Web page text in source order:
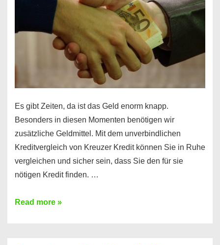
Es gibt Zeiten, da ist das Geld enorm knapp.
Besonders in diesen Momenten benötigen wir
zusätzliche Geldmittel. Mit dem unverbindlichen
Kreditvergleich von Kreuzer Kredit können Sie in Ruhe
vergleichen und sicher sein, dass Sie den für sie
nötigen Kredit finden. …
Entdecken
Read more »